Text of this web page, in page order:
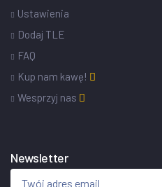
Ustawienia
Dodaj TLE
FAQ
Kup nam kawę!
Wesprzyj nas
Newsletter